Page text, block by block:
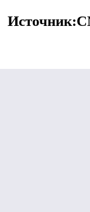
Источник: